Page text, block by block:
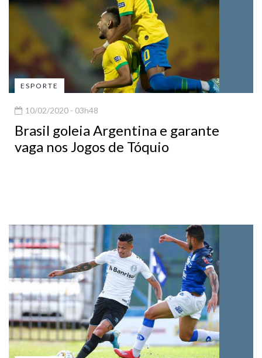
ESPORTE
10/02/2020 - 03h48
Brasil goleia Argentina e garante
vaga nos Jogos de Tóquio